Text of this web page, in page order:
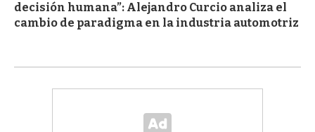
decisión humana”: Alejandro Curcio analiza el
cambio de paradigma en la industria automotriz